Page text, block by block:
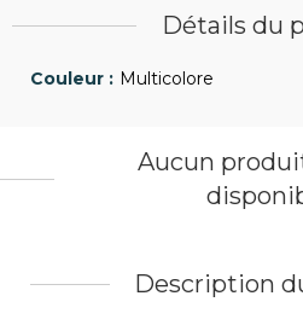
Détails du
Multicolore
Description
Aucun